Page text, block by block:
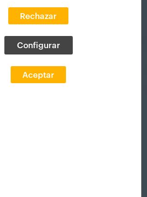
Rechazar
Configurar
Aceptar